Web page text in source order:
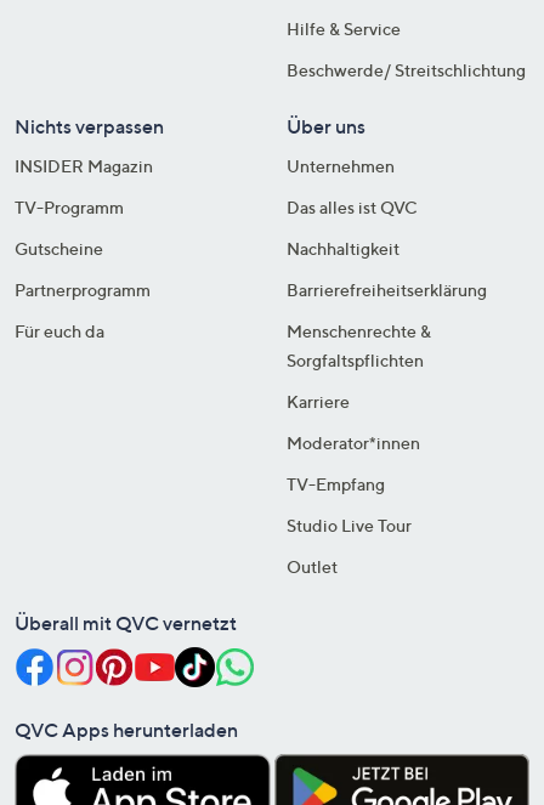
Hilfe & Service
Beschwerde/ Streitschlichtung
Nichts verpassen
INSIDER Magazin
TV-Programm
Gutscheine
Partnerprogramm
Für euch da
Über uns
Unternehmen
Das alles ist QVC
Nachhaltigkeit
Barrierefreiheitserklärung
Menschenrechte &
Sorgfaltspflichten
Karriere
Moderator*innen
TV-Empfang
Studio Live Tour
Outlet
Überall mit QVC vernetzt
QVC Apps herunterladen